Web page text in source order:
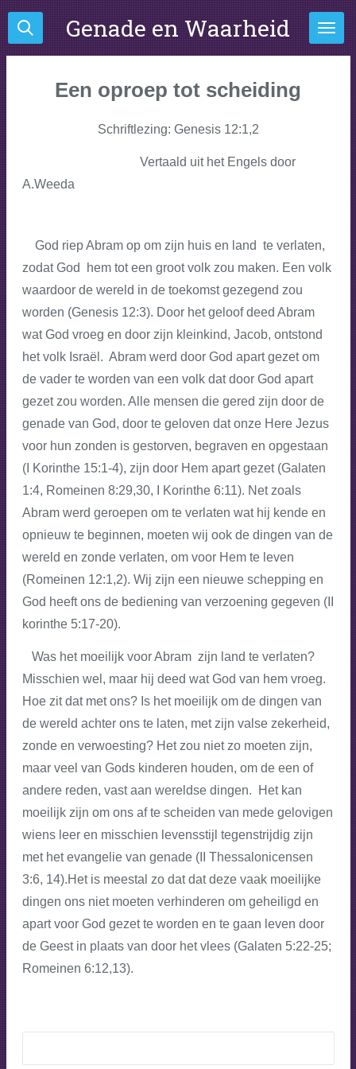
Ga
direct
naar
hoofdinhoud
Genade en Waarheid
Een oproep tot scheiding
Schriftlezing: Genesis 12:1,2
Vertaald uit het Engels door
A.Weeda
God riep Abram op om zijn huis en land te verlaten,
zodat God hem tot een groot volk zou maken. Een volk
waardoor de wereld in de toekomst gezegend zou
worden (Genesis 12:3). Door het geloof deed Abram
wat God vroeg en door zijn kleinkind, Jacob, ontstond
het volk Israël. Abram werd door God apart gezet om
de vader te worden van een volk dat door God apart
gezet zou worden. Alle mensen die gered zijn door de
genade van God, door te geloven dat onze Here Jezus
voor hun zonden is gestorven, begraven en opgestaan
(I Korinthe 15:1-4), zijn door Hem apart gezet (Galaten
1:4, Romeinen 8:29,30, I Korinthe 6:11). Net zoals
Abram werd geroepen om te verlaten wat hij kende en
opnieuw te beginnen, moeten wij ook de dingen van de
wereld en zonde verlaten, om voor Hem te leven
(Romeinen 12:1,2). Wij zijn een nieuwe schepping en
God heeft ons de bediening van verzoening gegeven (II
korinthe 5:17-20).
Was het moeilijk voor Abram zijn land te verlaten?
Misschien wel, maar hij deed wat God van hem vroeg.
Hoe zit dat met ons? Is het moeilijk om de dingen van
de wereld achter ons te laten, met zijn valse zekerheid,
zonde en verwoesting? Het zou niet zo moeten zijn,
maar veel van Gods kinderen houden, om de een of
andere reden, vast aan wereldse dingen. Het kan
moeilijk zijn om ons af te scheiden van mede gelovigen
wiens leer en misschien levensstijl tegenstrijdig zijn
met het evangelie van genade (II Thessalonicensen
3:6, 14).Het is meestal zo dat dat deze vaak moeilijke
dingen ons niet moeten verhinderen om geheiligd en
apart voor God gezet te worden en te gaan leven door
de Geest in plaats van door het vlees (Galaten 5:22-25;
Romeinen 6:12,13).